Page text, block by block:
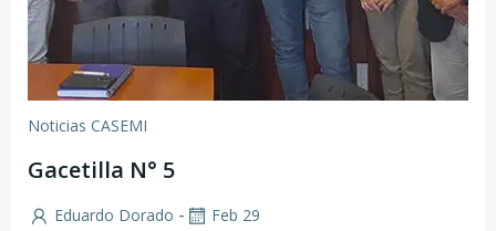
Noticias CASEMI
Gacetilla N° 5
Eduardo Dorado - Feb 29